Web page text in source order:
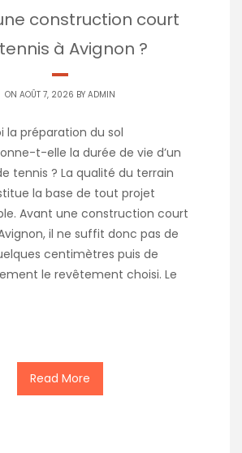
construction court
à Avignon ?
ON AOÛT 7, 2026 BY ADMIN
la préparation du sol
t-elle la durée de vie d’un
tennis ? La qualité du terrain
la base de tout projet
Avant une construction court
il ne suffit donc pas de
centimètres puis de
le revêtement choisi. Le
Read More